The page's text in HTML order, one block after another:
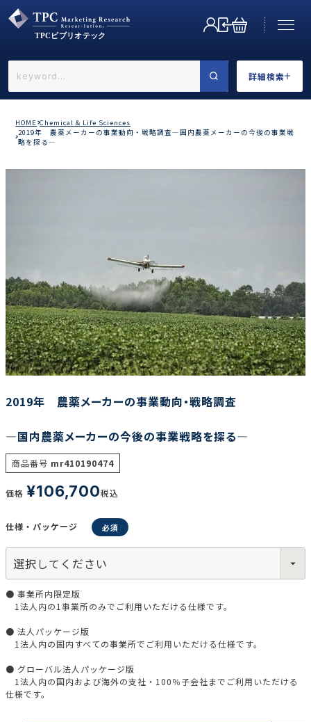
詳細検索
←戻る
カテゴリで選ぶ
調査の種類で選ぶ
リセット
HOME Chemical & Life Sciences
2019年 農薬メーカーの事業動向・戦略調査―国内農薬メーカーの今後の事業戦
略を探る―
2019年 農薬メーカーの事業動向・戦略調査
―国内農薬メーカーの今後の事業戦略を探る―
商品番号 mr410190474
価格 ¥106,700税込
仕様・パッケージ
● 事業所内限定版
1法人内の1事業所のみでご利用いただける仕様です。
● 法人パッケージ版
1法人内の国内すべての事業所でご利用いただける仕様です。
● グローバル法人パッケージ版
1法人内の国内および海外の支社・100％子会社までご利用いただける
仕様です。